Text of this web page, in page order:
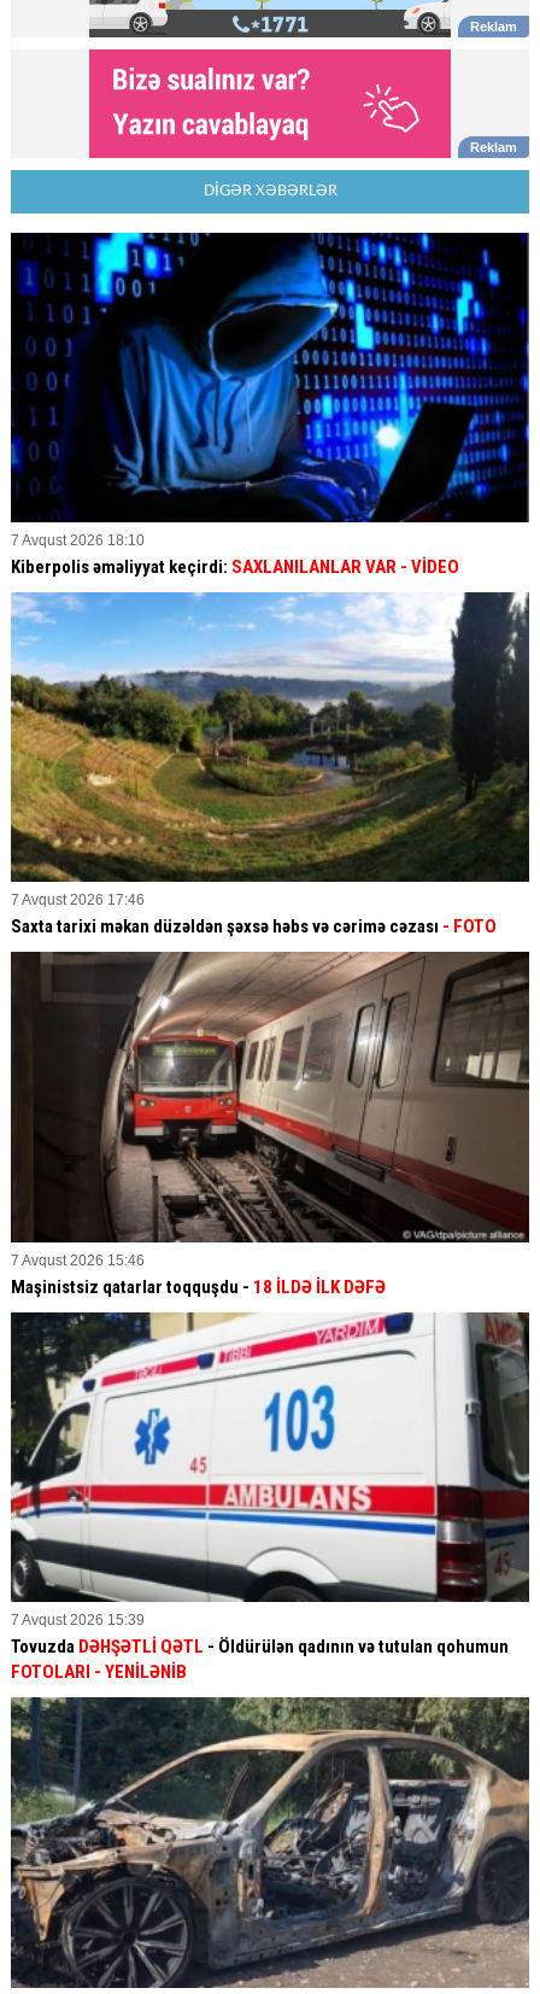
DİGƏR XƏBƏRLƏR
7 Avqust 2026 18:10
Kiberpolis əməliyyat keçirdi: SAXLANILANLAR VAR - VİDEO
7 Avqust 2026 17:46
Saxta tarixi məkan düzəldən şəxsə həbs və cərimə cəzası - FOTO
7 Avqust 2026 15:46
Maşinistsiz qatarlar toqquşdu - 18 İLDƏ İLK DƏFƏ
7 Avqust 2026 15:39
Tovuzda DƏHŞƏTLİ QƏTL - Öldürülən qadının və tutulan qohumun
FOTOLARI - YENİLƏNİB